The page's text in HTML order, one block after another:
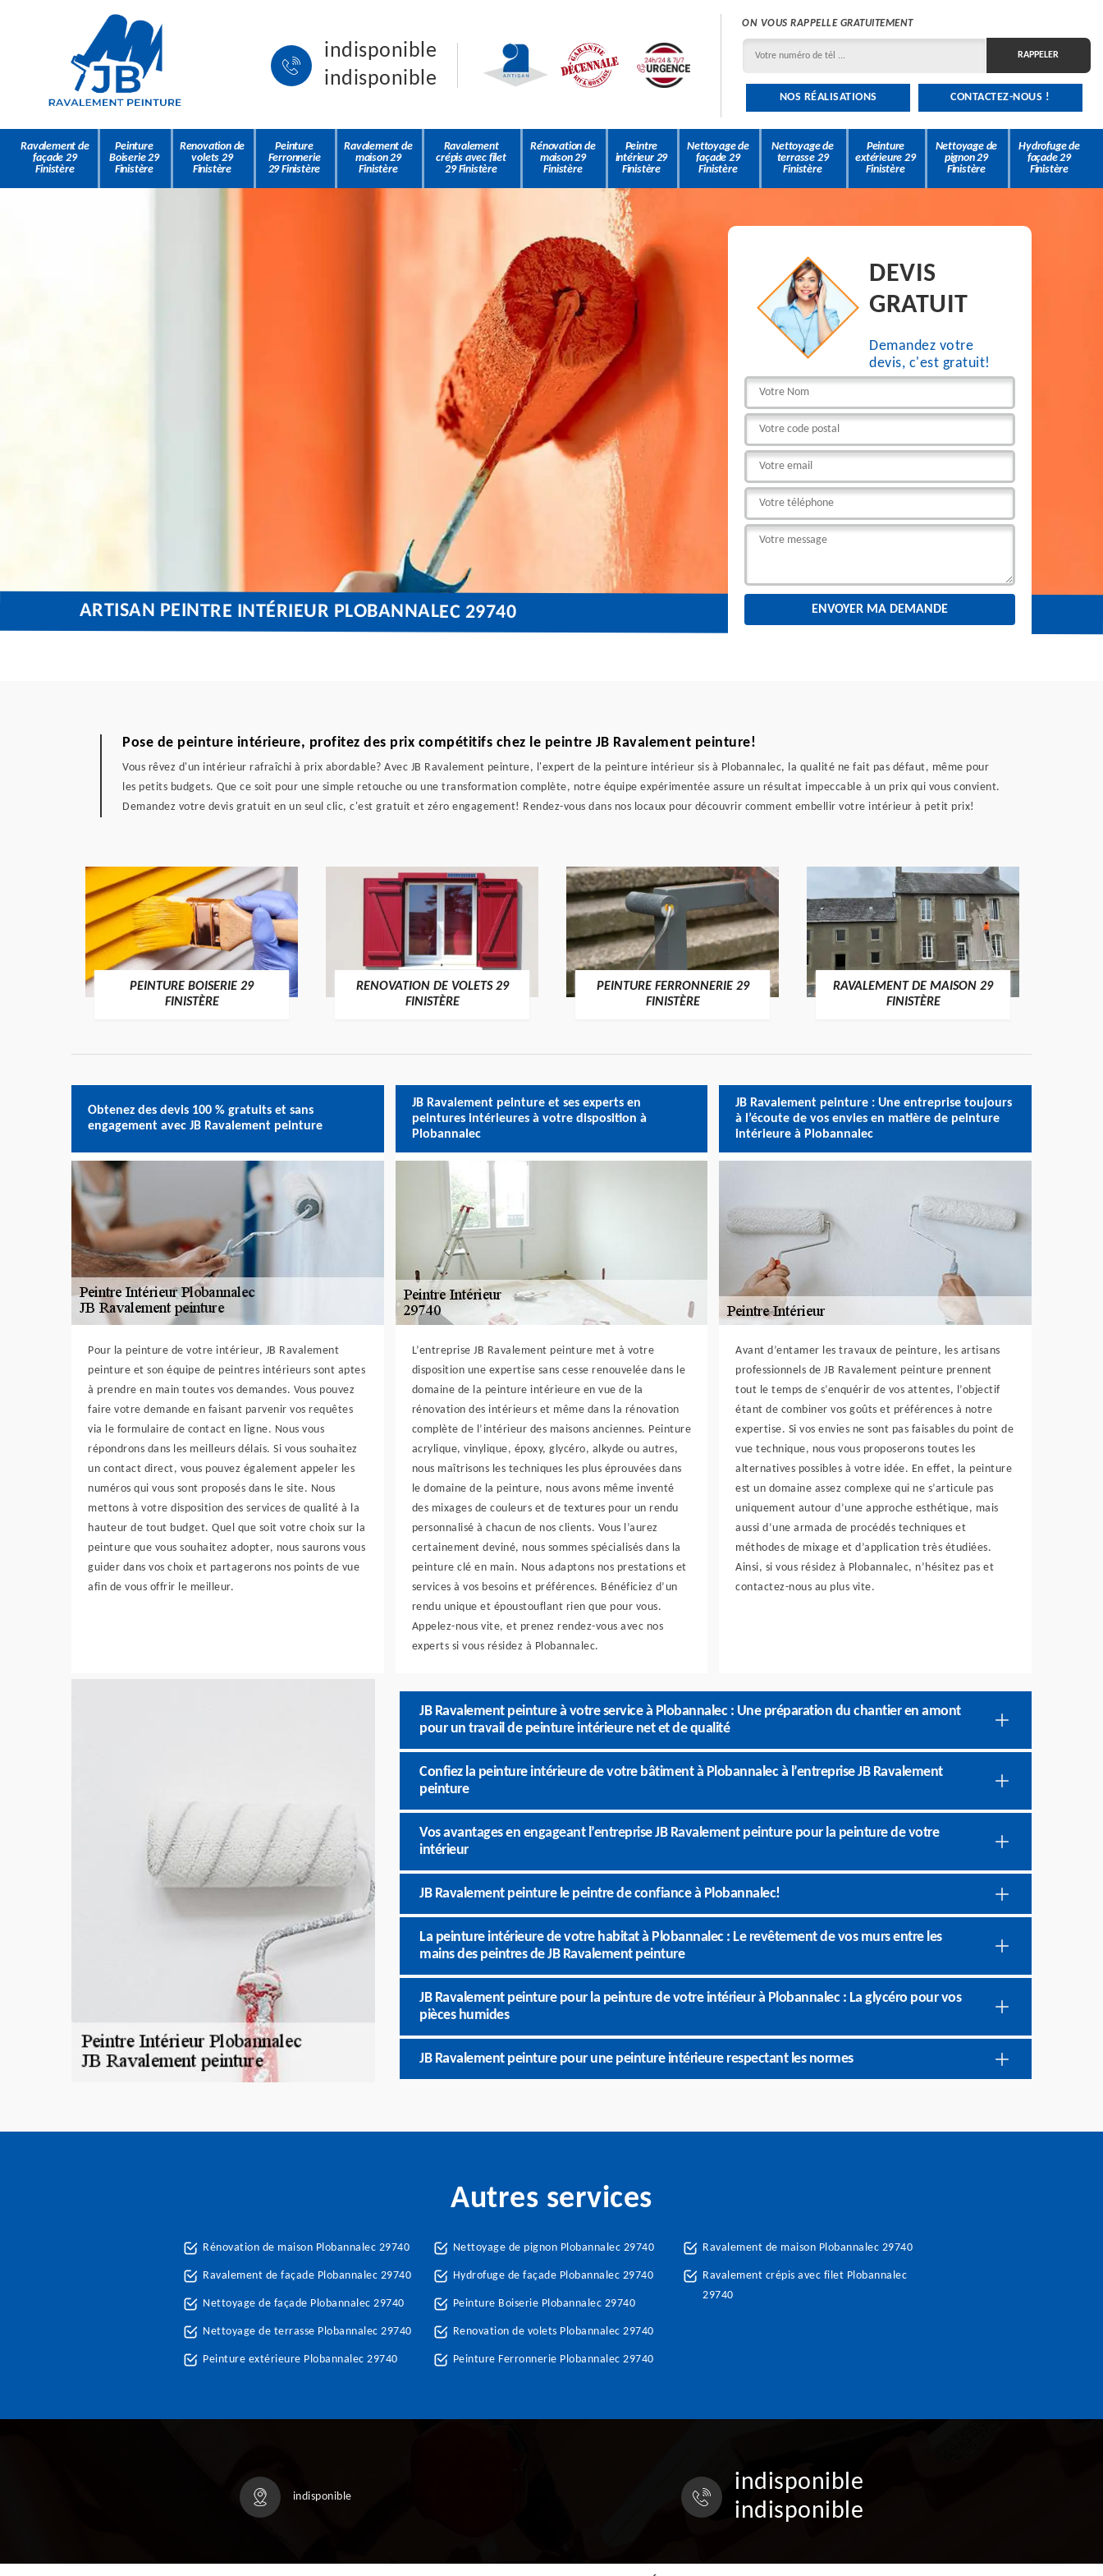
indisponible
indisponible
ON VOUS RAPPELLE GRATUITEMENT
NOS RÉALISATIONS CONTACTEZ-NOUS !
Ravalement de
façade 29
Finistère
Peinture
Boiserie 29
Finistère
Renovation de
volets 29
Finistère
Peinture
Ferronnerie
29 Finistère
Ravalement de
maison 29
Finistère
Ravalement
crépis avec filet
29 Finistère
Rénovation de
maison 29
Finistère
Peintre
intérieur 29
Finistère
Nettoyage de
façade 29
Finistère
Nettoyage de
terrasse 29
Finistère
Peinture
extérieure 29
Finistère
Nettoyage de
pignon 29
Finistère
Hydrofuge de
façade 29
Finistère
DEVIS
GRATUIT
Demandez votre
devis, c'est gratuit!
ARTISAN PEINTRE INTÉRIEUR PLOBANNALEC 29740
Pose de peinture intérieure, profitez des prix compétitifs chez le peintre JB Ravalement peinture!
Vous rêvez d'un intérieur rafraîchi à prix abordable? Avec JB Ravalement peinture, l'expert de la peinture intérieur sis à Plobannalec, la qualité ne fait pas défaut, même pour
les petits budgets. Que ce soit pour une simple retouche ou une transformation complète, notre équipe expérimentée assure un résultat impeccable à un prix qui vous convient.
Demandez votre devis gratuit en un seul clic, c'est gratuit et zéro engagement! Rendez-vous dans nos locaux pour découvrir comment embellir votre intérieur à petit prix!
PEINTURE BOISERIE 29
FINISTÈRE
RENOVATION DE VOLETS 29
FINISTÈRE
PEINTURE FERRONNERIE 29
FINISTÈRE
RAVALEMENT DE MAISON 29
FINISTÈRE
Obtenez des devis 100 % gratuits et sans
engagement avec JB Ravalement peinture
Pour la peinture de votre intérieur, JB Ravalement
peinture et son équipe de peintres intérieurs sont aptes
à prendre en main toutes vos demandes. Vous pouvez
faire votre demande en faisant parvenir vos requêtes
via le formulaire de contact en ligne. Nous vous
répondrons dans les meilleurs délais. Si vous souhaitez
un contact direct, vous pouvez également appeler les
numéros qui vous sont proposés dans le site. Nous
mettons à votre disposition des services de qualité à la
hauteur de tout budget. Quel que soit votre choix sur la
peinture que vous souhaitez adopter, nous saurons vous
guider dans vos choix et partagerons nos points de vue
afin de vous offrir le meilleur.
JB Ravalement peinture et ses experts en
peintures intérieures à votre disposition à
Plobannalec
L’entreprise JB Ravalement peinture met à votre
disposition une expertise sans cesse renouvelée dans le
domaine de la peinture intérieure en vue de la
rénovation des intérieurs et même dans la rénovation
complète de l’intérieur des maisons anciennes. Peinture
acrylique, vinylique, époxy, glycéro, alkyde ou autres,
nous maîtrisons les techniques les plus éprouvées dans
le domaine de la peinture, nous avons même inventé
des mixages de couleurs et de textures pour un rendu
personnalisé à chacun de nos clients. Vous l’aurez
certainement deviné, nous sommes spécialisés dans la
peinture clé en main. Nous adaptons nos prestations et
services à vos besoins et préférences. Bénéficiez d’un
rendu unique et époustouflant rien que pour vous.
Appelez-nous vite, et prenez rendez-vous avec nos
experts si vous résidez à Plobannalec.
JB Ravalement peinture : Une entreprise toujours
à l’écoute de vos envies en matière de peinture
intérieure à Plobannalec
Avant d’entamer les travaux de peinture, les artisans
professionnels de JB Ravalement peinture prennent
tout le temps de s’enquérir de vos attentes, l’objectif
étant de combiner vos goûts et préférences à notre
expertise. Si vos envies ne sont pas faisables du point de
vue technique, nous vous proposerons toutes les
alternatives possibles à votre idée. En effet, la peinture
est un domaine assez complexe qui ne s’articule pas
uniquement autour d’une approche esthétique, mais
aussi d’une armada de procédés techniques et
méthodes de mixage et d’application très étudiées.
Ainsi, si vous résidez à Plobannalec, n’hésitez pas et
contactez-nous au plus vite.
JB Ravalement peinture à votre service à Plobannalec : Une préparation du chantier en amont
pour un travail de peinture intérieure net et de qualité
Confiez la peinture intérieure de votre bâtiment à Plobannalec à l’entreprise JB Ravalement
peinture
Vos avantages en engageant l’entreprise JB Ravalement peinture pour la peinture de votre
intérieur
JB Ravalement peinture le peintre de confiance à Plobannalec!
La peinture intérieure de votre habitat à Plobannalec : Le revêtement de vos murs entre les
mains des peintres de JB Ravalement peinture
JB Ravalement peinture pour la peinture de votre intérieur à Plobannalec : La glycéro pour vos
pièces humides
JB Ravalement peinture pour une peinture intérieure respectant les normes
Autres services
Rénovation de maison Plobannalec 29740
Ravalement de façade Plobannalec 29740
Nettoyage de façade Plobannalec 29740
Nettoyage de terrasse Plobannalec 29740
Peinture extérieure Plobannalec 29740
Nettoyage de pignon Plobannalec 29740
Hydrofuge de façade Plobannalec 29740
Peinture Boiserie Plobannalec 29740
Renovation de volets Plobannalec 29740
Peinture Ferronnerie Plobannalec 29740
Ravalement de maison Plobannalec 29740
Ravalement crépis avec filet Plobannalec
29740
indisponible
indisponible
indisponible